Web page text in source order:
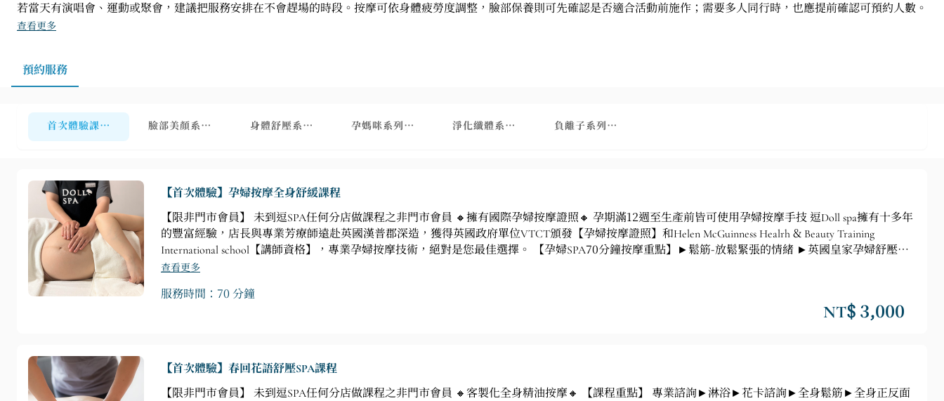
若當天有演唱會、運動或聚會，建議把服務安排在不會趕場的時段。按摩可依身體疲勞度調整，臉部保養則可先確認是否適合活動前施作；需要多人同行時，也應提前確認可預約人數。
查看更多
預約服務
首次體驗課程【限非門市會員】適用商城／婦幼展／貴賓券首次體驗課程使用
臉部美顏系列【限門市會員】身體舒壓系列【限門市會員】孕媽咪系列【限門市會員】淨化纖體系列【限門市會員】負離子系列【限門市會員】
【首次體驗】孕婦按摩全身舒緩課程
【限非門市會員】 未到逗SPA任何分店做課程之非門市會員 🔸擁有國際孕婦按摩證照🔸 孕期滿12週至生產前皆可使用孕婦按摩手技 逗Doll spa擁有十多年
的豐富經驗，店長與專業芳療師遠赴英國漢普郡深造，獲得英國政府單位VTCT頒發【孕婦按摩證照】和Helen McGuinness Healrh & Beauty Training
International school【講師資格】，專業孕婦按摩技術，絕對是您最佳選擇。 【孕婦SPA70分鐘按摩重點】►鬆筋-放鬆緊張的情緒 ►英國皇家孕婦舒壓按
摩❶腰背部按摩❷肩頸按摩❸大小腿部按摩❹前胸按摩❺頭部按摩
查看更多
服務時間：70 分鐘
NT$ 3,000
【首次體驗】春回花語舒壓SPA課程
【限非門市會員】 未到逗SPA任何分店做課程之非門市會員 🔸客製化全身精油按摩🔸 【課程重點】 專業諮詢►淋浴►花卡諮詢►全身鬆筋►全身正反面